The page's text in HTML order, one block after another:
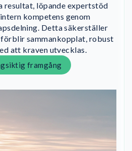
resultat, löpande expertstöd
kompetens genom
Detta säkerställer
sammankopplat, robust
att kraven utvecklas.
framgång